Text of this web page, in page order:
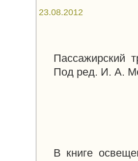
23.08.2012
Пассажирский
Под ред. И. А.
В книге